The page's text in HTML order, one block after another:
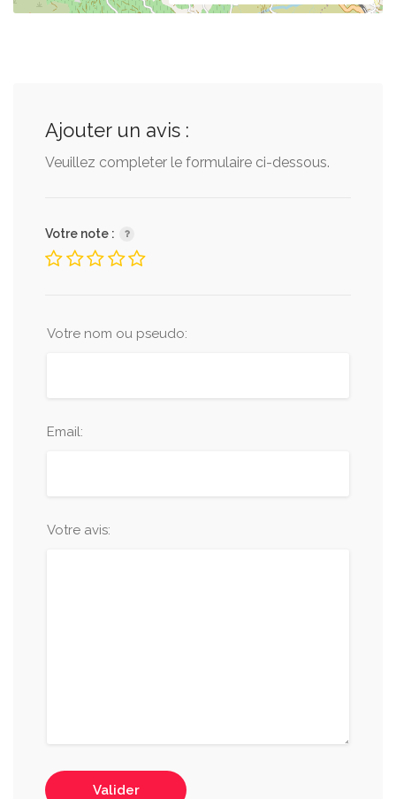
Ajouter un avis :
Veuillez completer le formulaire ci-dessous.
Votre note :
Votre nom ou pseudo:
Email:
Votre avis:
Valider